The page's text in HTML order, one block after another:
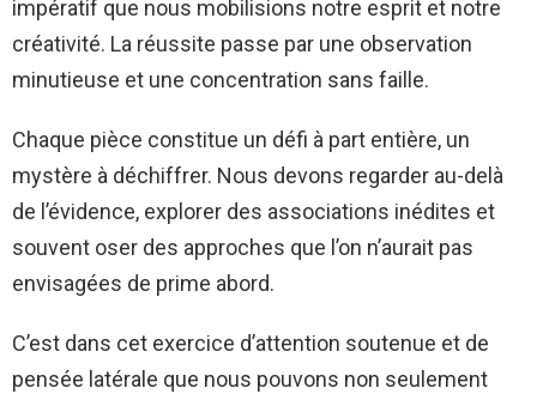
impératif que nous mobilisions notre esprit et notre
créativité. La réussite passe par une observation
minutieuse et une concentration sans faille.
Chaque pièce constitue un défi à part entière, un
mystère à déchiffrer. Nous devons regarder au-delà
de l’évidence, explorer des associations inédites et
souvent oser des approches que l’on n’aurait pas
envisagées de prime abord.
C’est dans cet exercice d’attention soutenue et de
pensée latérale que nous pouvons non seulement